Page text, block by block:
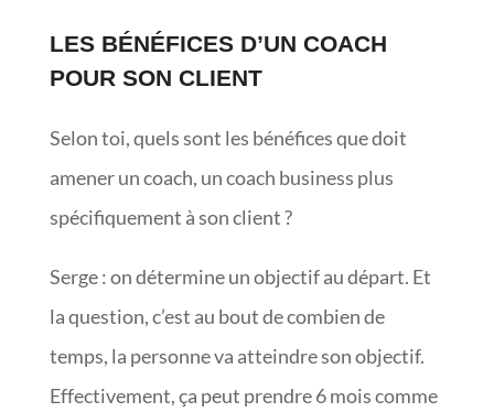
LES BÉNÉFICES D’UN COACH
POUR SON CLIENT
Selon toi, quels sont les bénéfices que doit
amener un coach, un coach business plus
spécifiquement à son client ?
Serge : on détermine un objectif au départ. Et
la question, c’est au bout de combien de
temps, la personne va atteindre son objectif.
Effectivement, ça peut prendre 6 mois comme